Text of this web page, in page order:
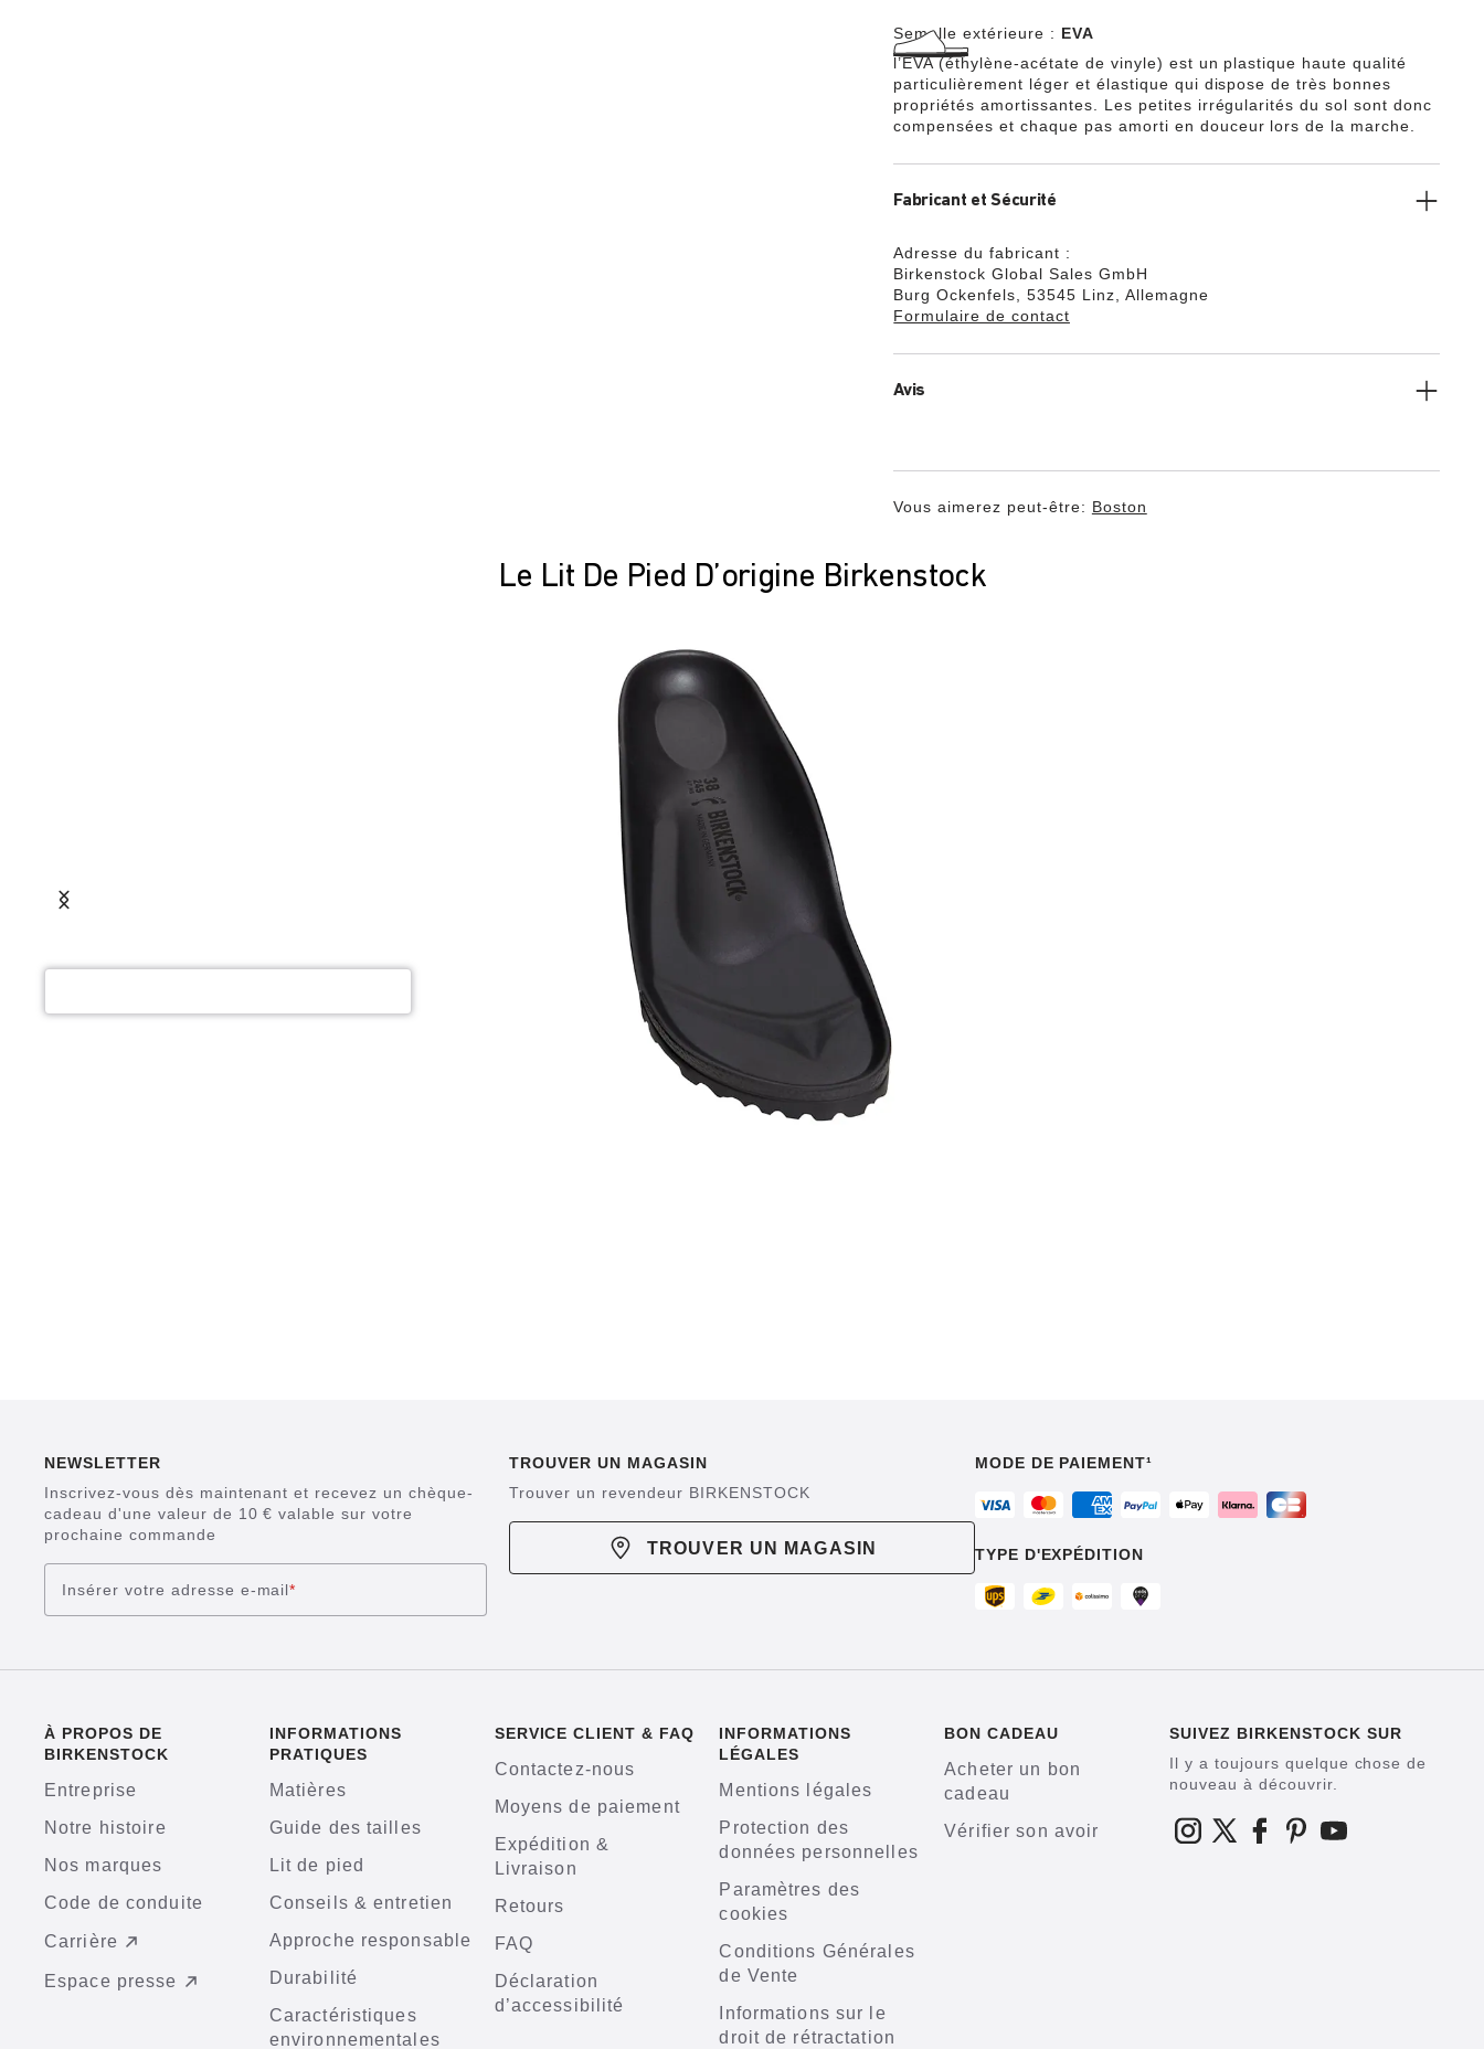
Semelle extérieure : EVA
l’EVA (éthylène-acétate de vinyle) est un plastique haute qualité
particulièrement léger et élastique qui dispose de très bonnes
propriétés amortissantes. Les petites irrégularités du sol sont donc
compensées et chaque pas amorti en douceur lors de la marche.
Fabricant et Sécurité
Adresse du fabricant :
Birkenstock Global Sales GmbH
Burg Ockenfels, 53545 Linz, Allemagne
Formulaire de contact
Avis
Vous aimerez peut-être: Boston
Le Lit De Pied D’origine Birkenstock
NEWSLETTER
Inscrivez-vous dès maintenant et recevez un chèque-
cadeau d'une valeur de 10 € valable sur votre
prochaine commande
Insérer votre adresse e-mail*
TROUVER UN MAGASIN
Trouver un revendeur BIRKENSTOCK
TROUVER UN MAGASIN
MODE DE PAIEMENT¹
TYPE D'EXPÉDITION
À PROPOS DE
BIRKENSTOCK
Entreprise
Notre histoire
Nos marques
Code de conduite
Carrière
Espace presse
INFORMATIONS
PRATIQUES
Matières
Guide des tailles
Lit de pied
Conseils & entretien
Approche responsable
Durabilité
Caractéristiques
environnementales
SERVICE CLIENT & FAQ
Contactez-nous
Moyens de paiement
Expédition &
Livraison
Retours
FAQ
Déclaration
d’accessibilité
INFORMATIONS
LÉGALES
Mentions légales
Protection des
données personnelles
Paramètres des
cookies
Conditions Générales
de Vente
Informations sur le
droit de rétractation
BON CADEAU
Acheter un bon
cadeau
Vérifier son avoir
SUIVEZ BIRKENSTOCK SUR
Il y a toujours quelque chose de
nouveau à découvrir.